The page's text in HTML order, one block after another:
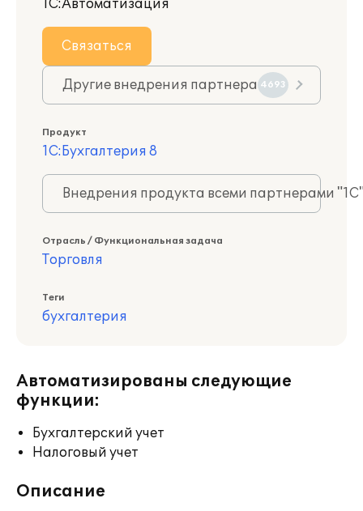
1С:Автоматизация
Связаться
Другие внедрения партнера 4693
Продукт
1С:Бухгалтерия 8
Внедрения продукта всеми партнерами
Отрасль / Функциональная задача
Торговля
Теги
бухгалтерия
Автоматизированы следующие
функции:
Бухгалтерский учет
Налоговый учет
Описание